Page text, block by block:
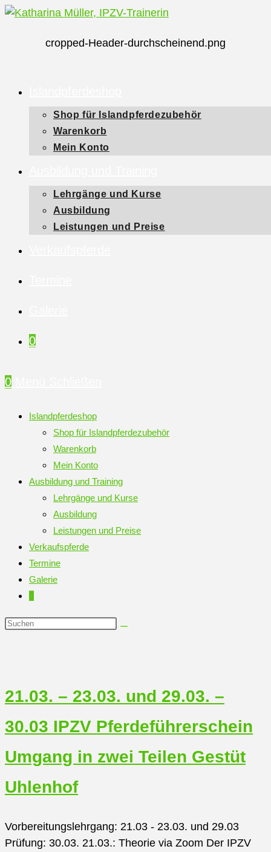
Zum
springencropped-Header-durchscheinend.png
Shop für Islandpferdezubehör
Warenkorb
Mein Konto
Lehrgänge und Kurse
Ausbildung
Leistungen und Preise
0
0
Islandpferdeshop
Shop für Islandpferdezubehör
Warenkorb
Mein Konto
Ausbildung und Training
Lehrgänge und Kurse
Ausbildung
Leistungen und Preise
Verkaufspferde
Termine
Galerie
0
Diese
21.03. – 23.03. und 29.03. –
30.03 IPZV Pferdeführerschein
Umgang in zwei Teilen Gestüt
Uhlenhof
Vorbereitungslehrgang: 21.03 - 23.03. und 29.03
Prüfung: 30.03. 21.03.: Theorie via Zoom Der IPZV